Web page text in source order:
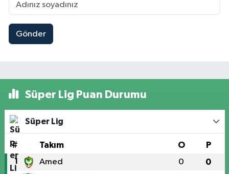
Gönder
Süper Lig Puan Durumu
Süper Lig
# Takım O P
1 Amed 0 0